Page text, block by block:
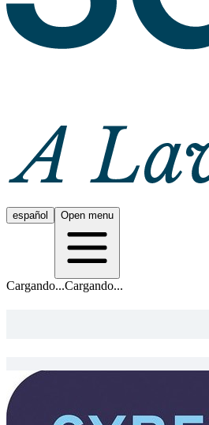
español Open menu
Cargando...Cargando...